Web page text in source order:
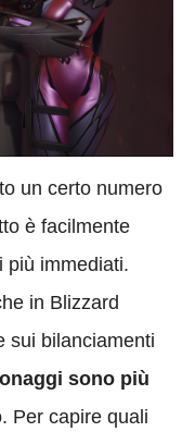
un certo numero
è facilmente
più immediati.
in Blizzard
sui bilanciamenti
sono più
Per capire quali